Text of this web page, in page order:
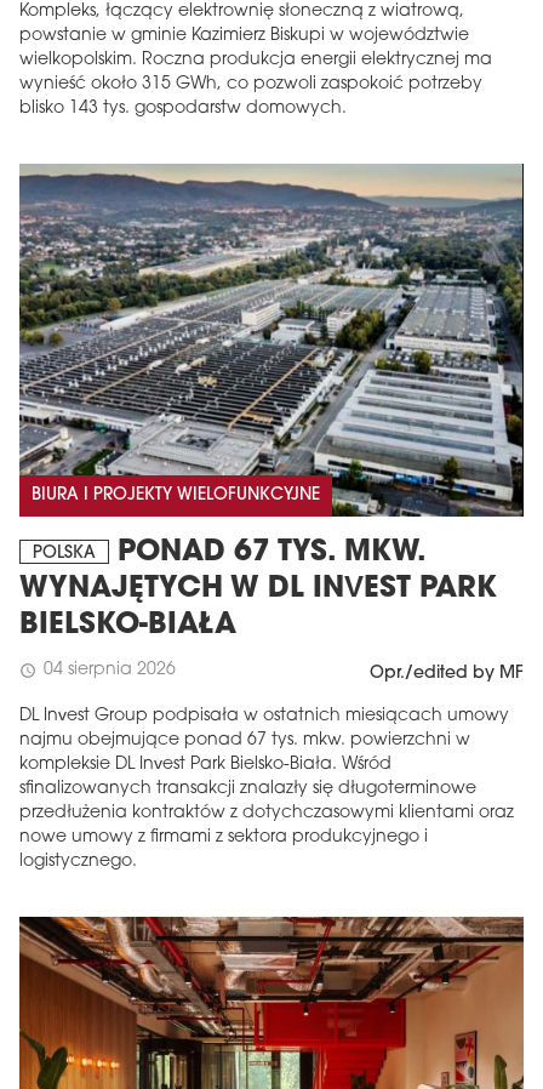
Kompleks, łączący elektrownię słoneczną z wiatrową,
powstanie w gminie Kazimierz Biskupi w województwie
wielkopolskim. Roczna produkcja energii elektrycznej ma
wynieść około 315 GWh, co pozwoli zaspokoić potrzeby
blisko 143 tys. gospodarstw domowych.
BIURA I PROJEKTY WIELOFUNKCYJNE
POLSKA
PONAD 67 TYS. MKW.
WYNAJĘTYCH W DL INVEST PARK
BIELSKO-BIAŁA
schedule 04 sierpnia 2026 Opr./edited by MF
DL Invest Group podpisała w ostatnich miesiącach umowy
najmu obejmujące ponad 67 tys. mkw. powierzchni w
kompleksie DL Invest Park Bielsko-Biała. Wśród
sfinalizowanych transakcji znalazły się długoterminowe
przedłużenia kontraktów z dotychczasowymi klientami oraz
nowe umowy z firmami z sektora produkcyjnego i
logistycznego.